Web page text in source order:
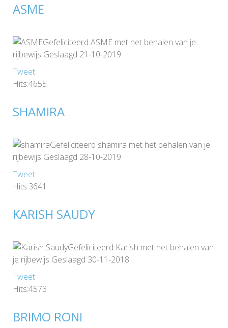
ASME
Gefeliciteerd ASME met het behalen van je
rijbewijs Geslaagd 21-10-2019
Tweet
Hits:4655
SHAMIRA
Gefeliciteerd shamira met het behalen van je
rijbewijs Geslaagd 28-10-2019
Tweet
Hits:3641
KARISH SAUDY
Gefeliciteerd Karish met het behalen van
je rijbewijs Geslaagd 30-11-2018
Tweet
Hits:4573
BRIMO RONI